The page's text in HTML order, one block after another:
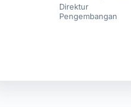
Direktur
Pengembangan